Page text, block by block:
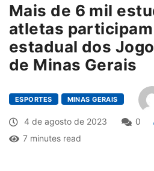
Mais de 6 mil
atletas
estadual dos
de Minas Gerais
ESPORTES MINAS GERAIS
4 de agosto de 2023 0
7 minutes read